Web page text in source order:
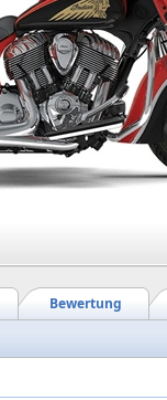
Bewertung